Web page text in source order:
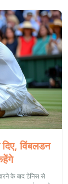
विंबलडन
के बाद टेनिस से